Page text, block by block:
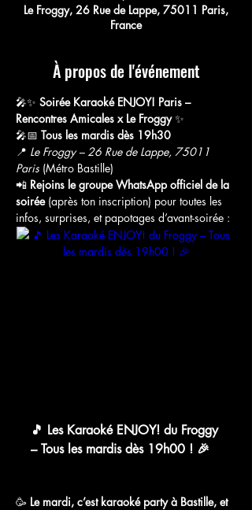
Le Froggy, 26 Rue de Lappe, 75011 Paris,
France
À propos de l'événement
🎤✨ Soirée Karaoké ENJOY! Paris –
Rencontres Amicales x Le Froggy ✨
🎤📅 Tous les mardis dès 19h30
📍 Le Froggy – 26 Rue de Lappe, 75011
Paris (Métro Bastille)
📲 Rejoins le groupe WhatsApp officiel de la
soirée (après ton inscription) pour toutes les
infos, surprises, et papotages d’avant-soirée :
🎵 Les Karaoké ENJOY! du Froggy
– Tous les mardis dès 19h00 ! 🎉
🥳 Le mardi, c’est karaoké party à Bastille, et